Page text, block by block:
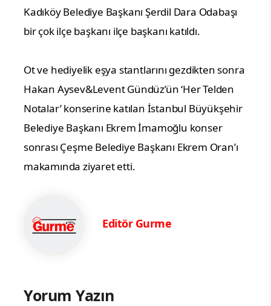
Kadıköy Belediye Başkanı Şerdil Dara Odabaşı
bir çok ilçe başkanı ilçe başkanı katıldı.
Ot ve hediyelik eşya stantlarını gezdikten sonra
Hakan Aysev&Levent Gündüz’ün ‘Her Telden
Notalar’ konserine katılan İstanbul Büyükşehir
Belediye Başkanı Ekrem İmamoğlu konser
sonrası Çeşme Belediye Başkanı Ekrem Oran’ı
makamında ziyaret etti.
Editör Gurme
Yorum Yazın